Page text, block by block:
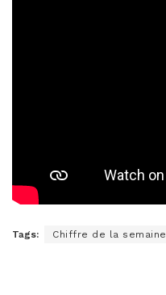
Tags: Chiffre de la semaine